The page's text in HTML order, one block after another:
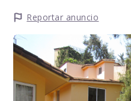
Reportar anuncio